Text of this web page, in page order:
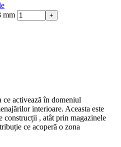
mm
activează în domeniul
interioare. Aceasta este
construcții , atât prin magazinele
ce acoperă o zona